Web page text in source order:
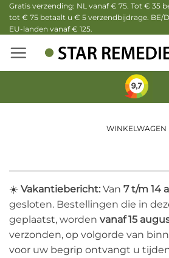
Ga
naar
inhoud
Gratis verzending: NL vanaf € 75. Tot € 35
tot € 75 betaalt u € 5 verzendbijdrage. BE/
EU-landen vanaf € 125.
WINKELWAGEN
☀️ Vakantiebericht: Van 7 t/m 14
gesloten. Bestellingen die in
geplaatst, worden vanaf 15
verzonden, op volgorde van
voor uw begrip ontvangt u